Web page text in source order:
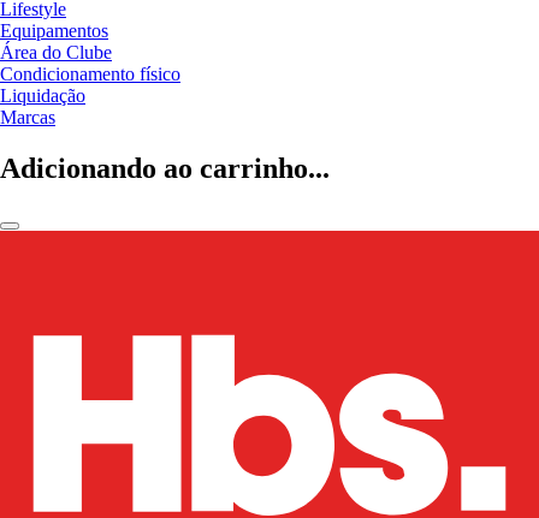
Lifestyle
Equipamentos
Área do Clube
Condicionamento físico
Liquidação
Marcas
Adicionando ao carrinho...